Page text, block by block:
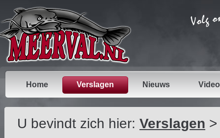
Home Verslagen Nieuws
U bevindt zich hier: Verslagen